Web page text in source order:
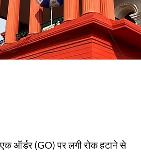
ऑर्डर (GO) पर लगी रोक हटाने से